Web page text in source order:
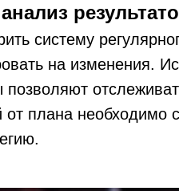
систему
на изменения.
позволяют
от плана необходимо